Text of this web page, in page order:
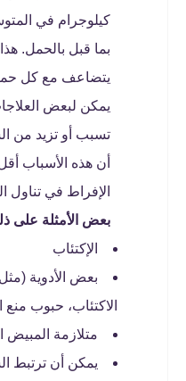
كيلوجرام في
بما قبل بالحمل.
يتضاعف مع كل
يمكن لبعض
تسبب أو تزيد من
أن هذه الأسباب
الإفراط في تناول
بعض الأمثلة على
الإكتئاب
بعض الأدوية
الاكتئاب، حبوب
متلازمة المبيض
يمكن أن ترتبط